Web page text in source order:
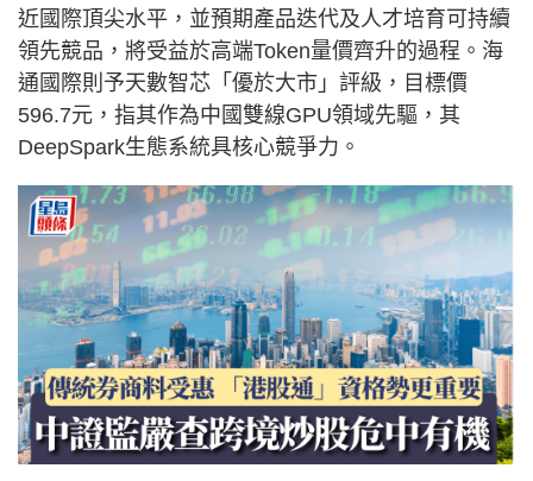
近國際頂尖水平，並預期產品迭代及人才培育可持續
領先競品，將受益於高端Token量價齊升的過程。海
通國際則予天數智芯「優於大市」評級，目標價
596.7元，指其作為中國雙線GPU領域先驅，其
DeepSpark生態系統具核心競爭力。